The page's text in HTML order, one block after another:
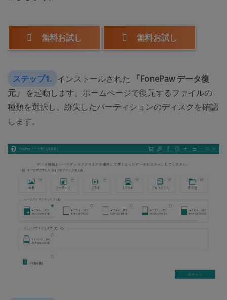
無料お試し 無料お試し
ステップ1. インストールされた
「FonePaw データ復
元」
を起動します。ホームページで復元するファイルの
種類を選択し、紛失したパーティションのディスクを確認
します。